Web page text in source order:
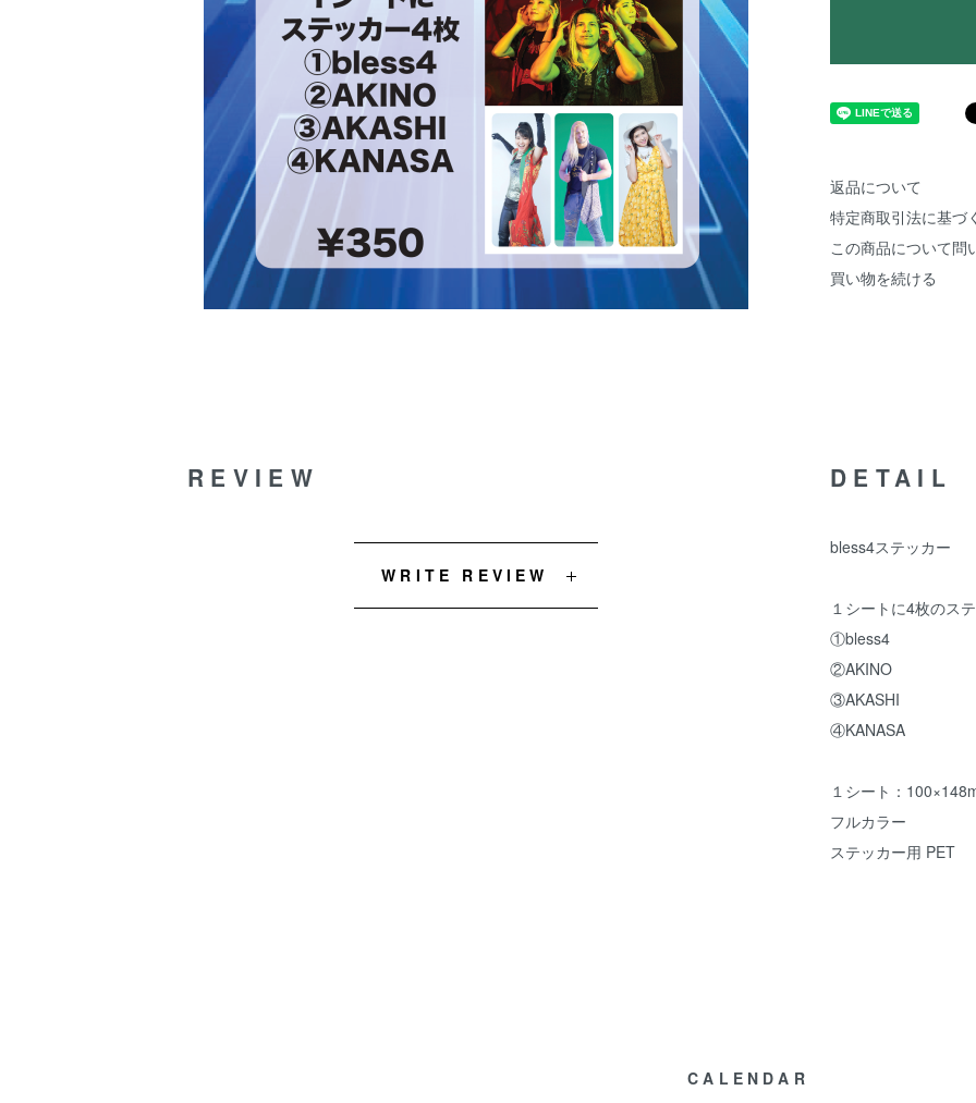
返品について
特定商取引法に基づ
この商品について問
買い物を続ける
DETAIL
bless4ステッカー
１シートに4枚のス
①bless4
②AKINO
③AKASHI
④KANASA
１シート：
フルカラー
ステッカー用 PET
REVIEW
WRITE REVIEW
CALENDAR